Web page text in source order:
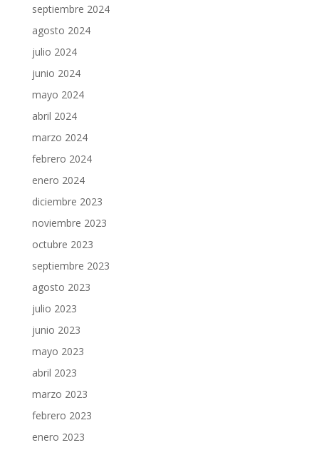
septiembre 2024
agosto 2024
julio 2024
junio 2024
mayo 2024
abril 2024
marzo 2024
febrero 2024
enero 2024
diciembre 2023
noviembre 2023
octubre 2023
septiembre 2023
agosto 2023
julio 2023
junio 2023
mayo 2023
abril 2023
marzo 2023
febrero 2023
enero 2023